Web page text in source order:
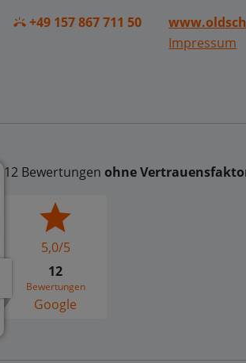
+49 157 867 711 50
Impressum
12 Bewertungen ohne
5,0/5
12
Bewertungen
Google